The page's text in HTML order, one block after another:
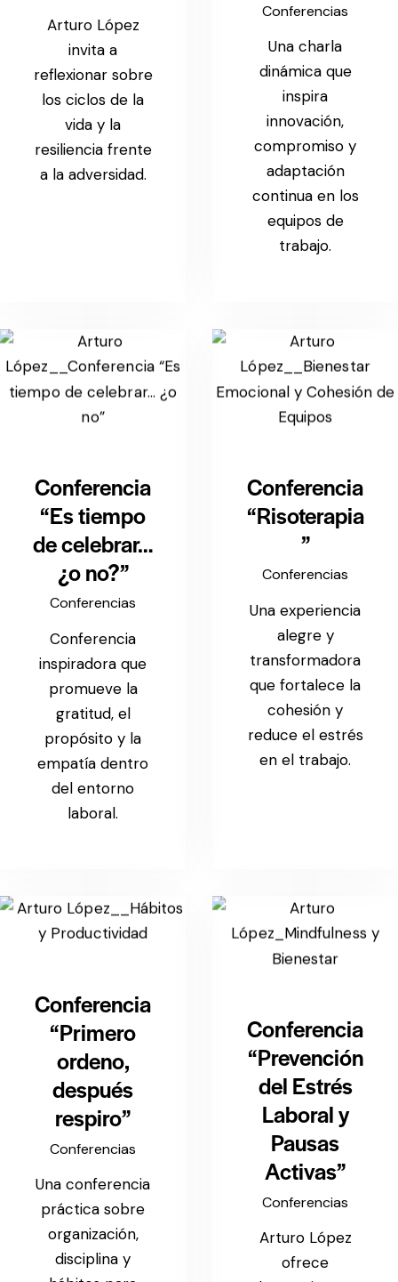
Arturo López
invita a
reflexionar sobre
los ciclos de la
vida y la
resiliencia frente
a la adversidad.
Conferencias
Una charla
dinámica que
inspira
innovación,
compromiso y
adaptación
continua en los
equipos de
trabajo.
Conferencia
“Es tiempo
de celebrar…
¿o no?”
Conferencias
Conferencia
inspiradora que
promueve la
gratitud, el
propósito y la
empatía dentro
del entorno
laboral.
Conferencia
“Risoterapia
”
Conferencias
Una experiencia
alegre y
transformadora
que fortalece la
cohesión y
reduce el estrés
en el trabajo.
Conferencia
“Primero
ordeno,
después
respiro”
Conferencias
Una conferencia
práctica sobre
organización,
disciplina y
Conferencia
“Prevención
del Estrés
Laboral y
Pausas
Activas”
Conferencias
Arturo López
ofrece